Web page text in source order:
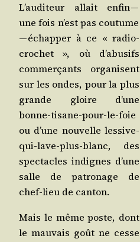
L’auditeur allait enfin —
une fois n’est pas cou­tume
— échap­per à ce « radio-
cro­chet », où d’abusifs
com­mer­çants orga­nisent
sur les ondes, pour la plus
grande gloire d’une
bonne-tisane-pour-le-foie
ou d’une nou­velle les­sive-
qui-lave-plus-blanc, des
spec­tacles indignes d’une
salle de patro­nage de
chef-lieu de canton.
Mais le même poste, dont
le mau­vais goût ne cesse